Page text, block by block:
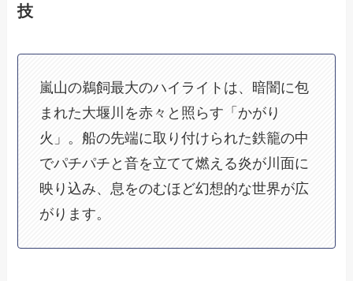
技
嵐山の鵜飼最大のハイライトは、暗闇に包
まれた大堰川を赤々と照らす「かがり
火」。船の先端に取り付けられた鉄籠の中
でパチパチと音を立てて燃える炎が川面に
映り込み、息をのむほど幻想的な世界が広
がります。